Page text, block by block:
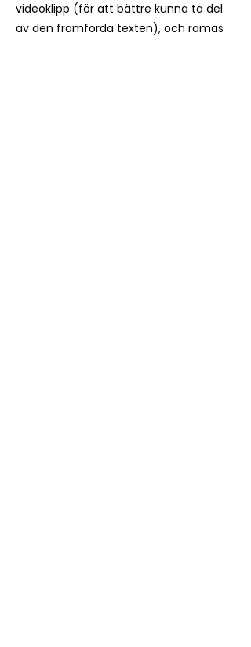
videoklipp (för att bättre kunna ta del
av den framförda texten), och ramas